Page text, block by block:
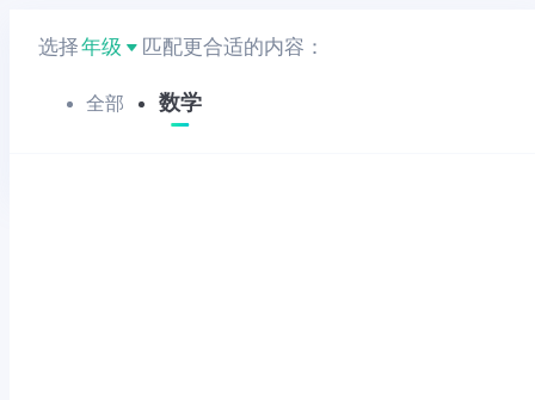
选择年级 匹配更合适的内容：
全部 数学